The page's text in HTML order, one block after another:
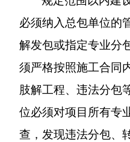
必须纳入总包单位的
解发包或指定专业分
须严格按照施工合同
肢解工程、违法分包
位必须对项目所有专
查，发现违法分包、